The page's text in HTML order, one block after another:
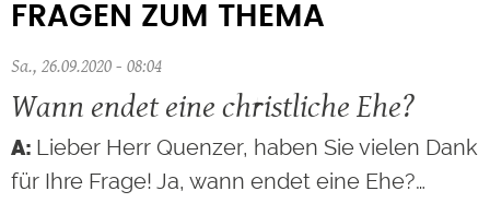
FRAGEN ZUM THEMA
Sa., 26.09.2020 - 08:04
Wann endet eine christliche Ehe?
Lieber Herr Quenzer, haben Sie vielen Dank
für Ihre Frage! Ja, wann endet eine Ehe?…